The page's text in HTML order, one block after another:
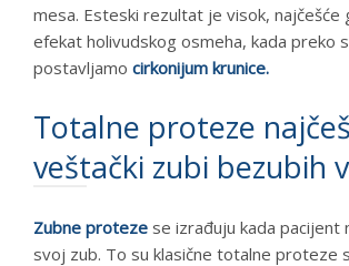
mesa. Esteski rezultat je visok, najčešće
efekat holivudskog osmeha, kada preko
postavljamo cirkonijum krunice.
Totalne proteze
veštački zubi bezubih
Zubne proteze se izrađuju kada pacijent
svoj zub. To su klasične totalne proteze